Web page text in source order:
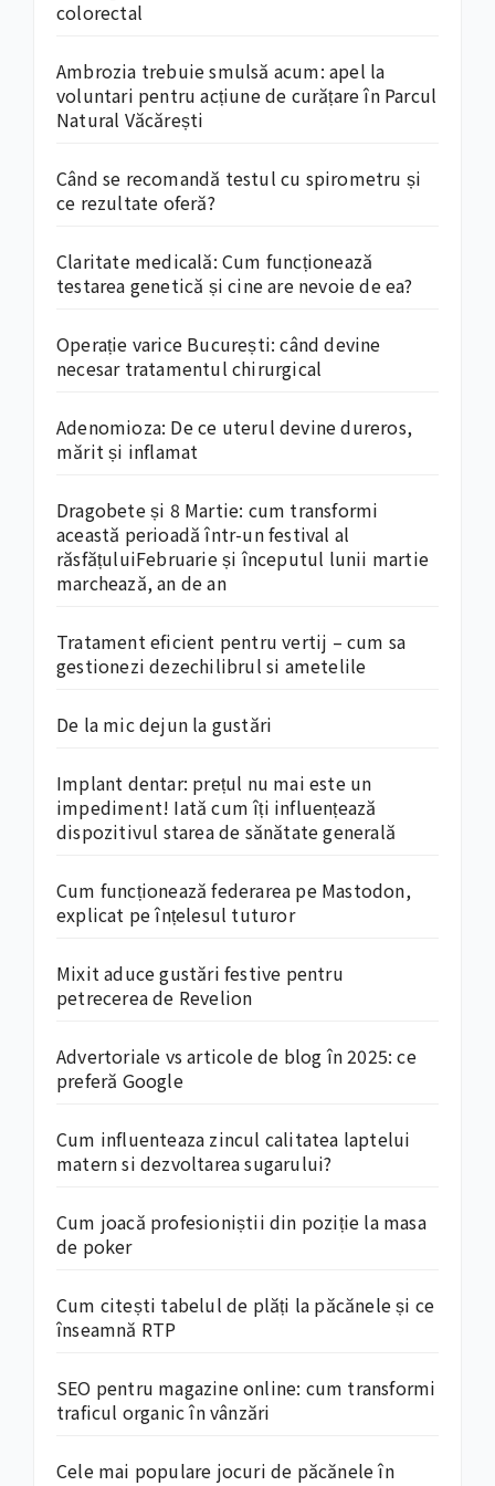
colorectal
Ambrozia trebuie smulsă acum: apel la
voluntari pentru acțiune de curățare în Parcul
Natural Văcărești
Când se recomandă testul cu spirometru și
ce rezultate oferă?
Claritate medicală: Cum funcționează
testarea genetică și cine are nevoie de ea?
Operație varice București: când devine
necesar tratamentul chirurgical
Adenomioza: De ce uterul devine dureros,
mărit și inflamat
Dragobete și 8 Martie: cum transformi
această perioadă într-un festival al
răsfățuluiFebruarie și începutul lunii martie
marchează, an de an
Tratament eficient pentru vertij – cum sa
gestionezi dezechilibrul si ametelile
De la mic dejun la gustări
Implant dentar: prețul nu mai este un
impediment! Iată cum îți influențează
dispozitivul starea de sănătate generală
Cum funcționează federarea pe Mastodon,
explicat pe înțelesul tuturor
Mixit aduce gustări festive pentru
petrecerea de Revelion
Advertoriale vs articole de blog în 2025: ce
preferă Google
Cum influenteaza zincul calitatea laptelui
matern si dezvoltarea sugarului?
Cum joacă profesioniștii din poziție la masa
de poker
Cum citești tabelul de plăți la păcănele și ce
înseamnă RTP
SEO pentru magazine online: cum transformi
traficul organic în vânzări
Cele mai populare jocuri de păcănele în